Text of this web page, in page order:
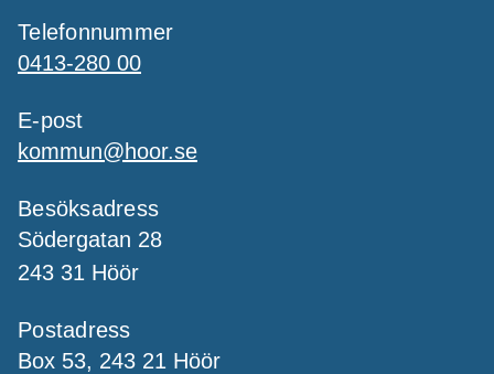
Telefonnummer
0413-280 00
E-post
kommun@hoor.se
Besöksadress
Södergatan 28
243 31 Höör
Postadress
Box 53, 243 21 Höör